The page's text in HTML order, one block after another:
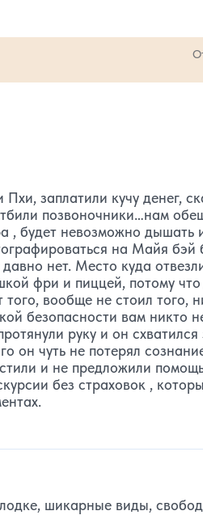
звезд:
заплатили кучу денег,
позвоночники…нам
, будет невозможно дышать
на Майя бэй
нет. Место куда
фри и пиццей, потому
вообще не стоил того,
безопасности вам никто
руку и он
он чуть не потерял
и не предложили
без страховок ,
шикарные виды,